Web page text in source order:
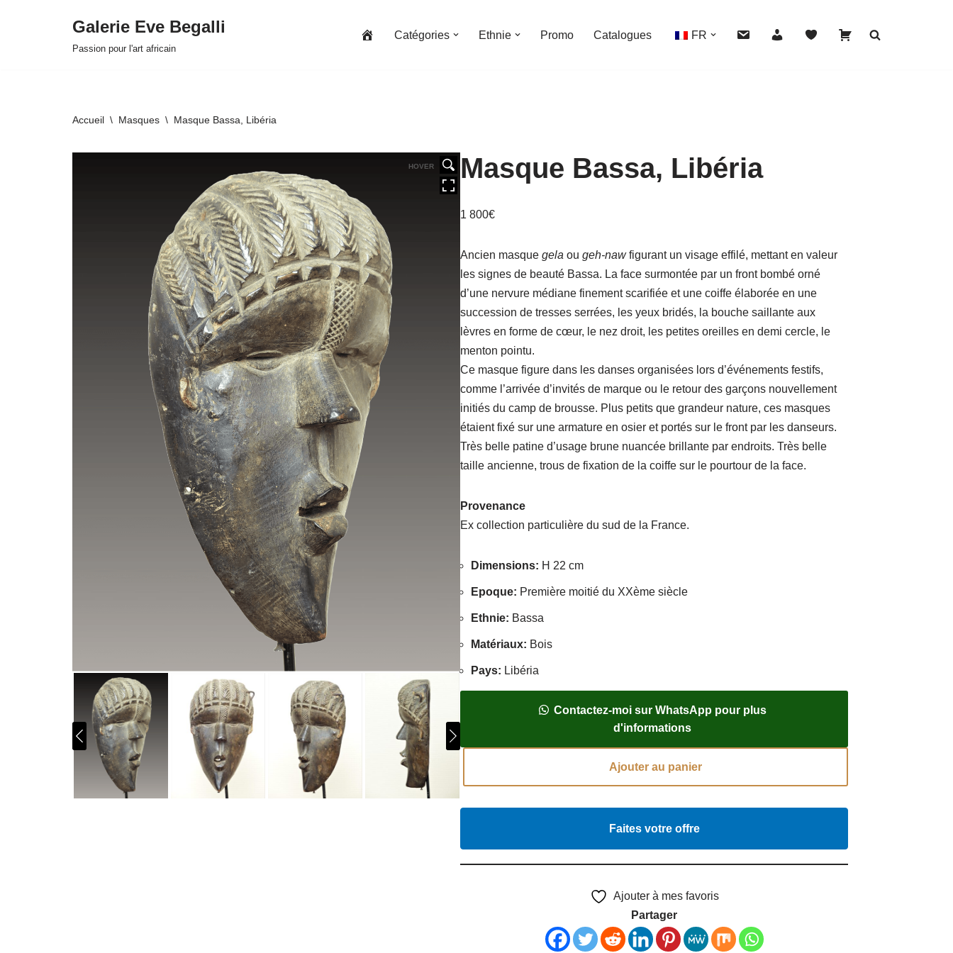
Galerie Eve Begalli
Passion pour l'art africain
Catégories Ethnie Promo Catalogues FR
Accueil \ Masques \ Masque Bassa, Libéria
HOVER Masque Bassa, Libéria
1 800€
Ancien masquegela ougeh-nawfigurant un visage effilé, mettant en valeur
les signes de beauté Bassa. La face surmontée par un front bombé orné
d’une nervure médiane finement scarifiée et une coiffe élaborée en une
succession de tresses serrées, les yeux bridés, la bouche saillante aux
lèvres en forme de cœur, le nez droit, les petites oreilles en demi cercle, le
menton pointu.
Ce masque figure dans les danses organisées lors d’événements festifs,
comme l’arrivée d’invités de marque ou le retour des garçons nouvellement
initiés du camp de brousse. Plus petits que grandeur nature, ces masques
étaient fixé sur une armature en osier et portés sur le front par les danseurs.
Très belle patine d’usage brune nuancée brillante par endroits. Très belle
taille ancienne, trous de fixation de la coiffe sur le pourtour de la face.
Provenance
Ex collection particulière du sud de la France.
Dimensions: H 22 cm
Epoque: Première moitié du XXème siècle
Ethnie: Bassa
Matériaux: Bois
Pays: Libéria
Contactez-moi sur WhatsApp pour plus
d'informations
Ajouter au panier
Faites votre offre
Ajouter à mes favoris
Partager